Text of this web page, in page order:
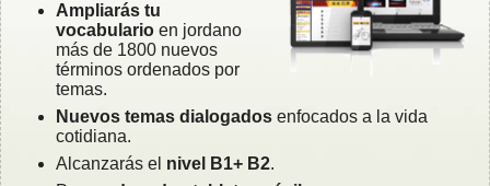
Ampliarás tu
vocabulario en jordano
más de 1800 nuevos
términos ordenados por
temas.
Nuevos temas dialogados enfocados a la vida
cotidiana.
Alcanzarás el nivel B1+ B2.